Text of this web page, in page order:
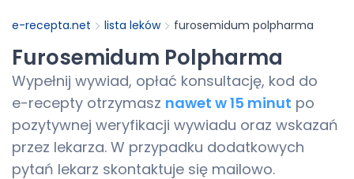
e-recepta.net lista leków furosemidum polpharma
Furosemidum Polpharma
Wypełnij wywiad, opłać konsultację, kod do
e-recepty otrzymasz nawet w 15 minut po
pozytywnej weryfikacji wywiadu oraz wskazań
przez lekarza. W przypadku dodatkowych
pytań lekarz skontaktuje się mailowo.